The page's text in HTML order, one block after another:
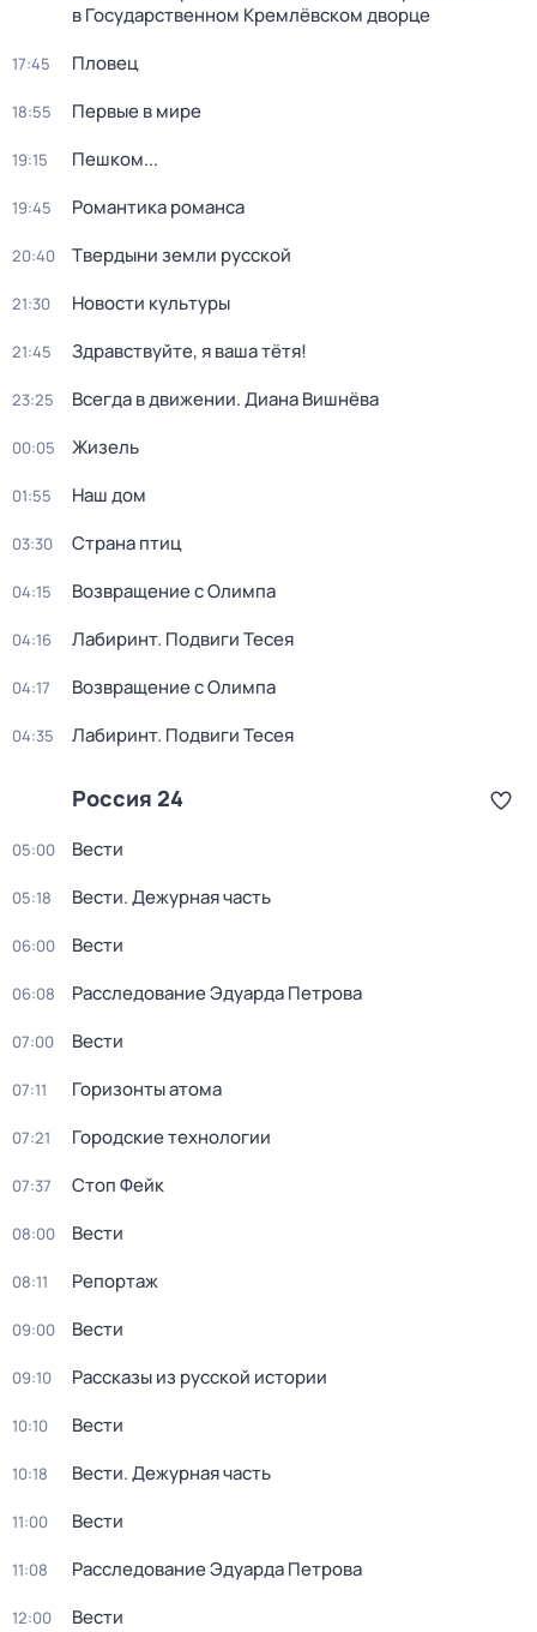
в Государственном Кремлёвском дворце
17:45 Пловец
18:55 Первые в мире
19:15 Пешком...
19:45 Романтика романса
20:40 Твердыни земли русской
21:30 Новости культуры
21:45 Здравствуйте, я ваша тётя!
23:25 Всегда в движении. Диана Вишнёва
00:05 Жизель
01:55 Наш дом
03:30 Страна птиц
04:15 Возвращение с Олимпа
04:16 Лабиринт. Подвиги Тесея
04:17 Возвращение с Олимпа
04:35 Лабиринт. Подвиги Тесея
Россия 24
05:00 Вести
05:18 Вести. Дежурная часть
06:00 Вести
06:08 Расследование Эдуарда Петрова
07:00 Вести
07:11 Горизонты атома
07:21 Городские технологии
07:37 Стоп Фейк
08:00 Вести
08:11 Репортаж
09:00 Вести
09:10 Рассказы из русской истории
10:10 Вести
10:18 Вести. Дежурная часть
11:00 Вести
11:08 Расследование Эдуарда Петрова
12:00 Вести